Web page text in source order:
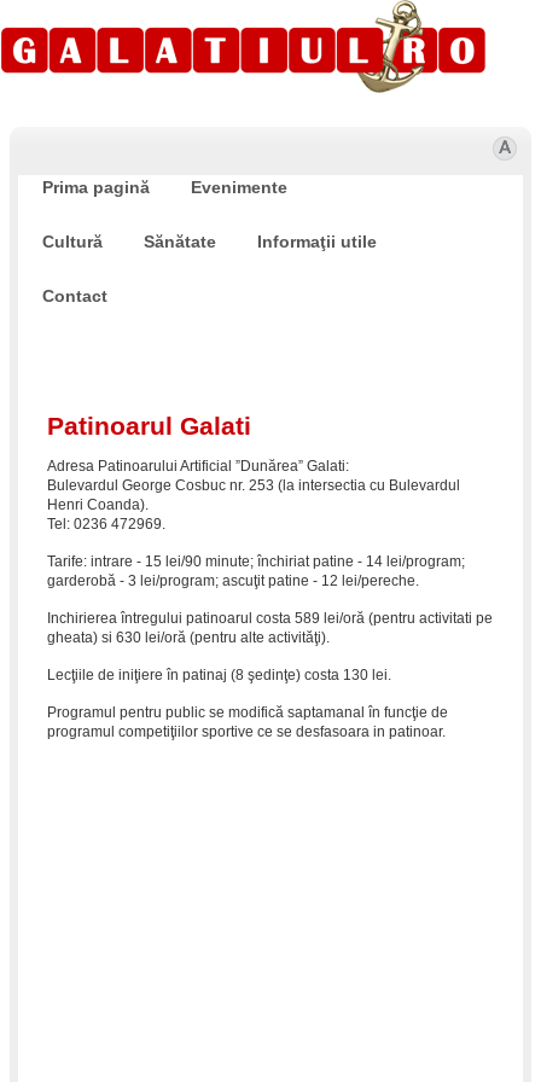
Prima pagină Evenimente
Cultură Sănătate Informaţii utile
Contact
Patinoarul Galati
Adresa Patinoarului Artificial ”Dunărea” Galati:
Bulevardul George Cosbuc nr. 253 (la intersectia cu Bulevardul
Henri Coanda).
Tel: 0236 472969.
Tarife: intrare - 15 lei/90 minute; închiriat patine - 14 lei/program;
garderobă - 3 lei/program; ascuţit patine - 12 lei/pereche.
Inchirierea întregului patinoarul costa 589 lei/oră (pentru activitati pe
gheata) si 630 lei/oră (pentru alte activităţi).
Lecţiile de iniţiere în patinaj (8 şedinţe) costa 130 lei.
Programul pentru public se modifică saptamanal în funcţie de
programul competiţiilor sportive ce se desfasoara in patinoar.